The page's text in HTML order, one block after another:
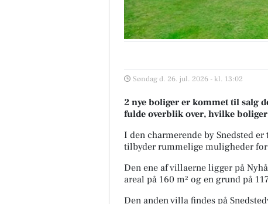
Søndag d. 26. jul. 2026 - kl. 13:02
2 nye boliger er kommet til salg
fulde overblik over, hvilke
I den charmerende by Snedsted
tilbyder rummelige muligheder
Den ene af villaerne ligger på
areal på 160 m² og en grund på
Den anden villa findes på